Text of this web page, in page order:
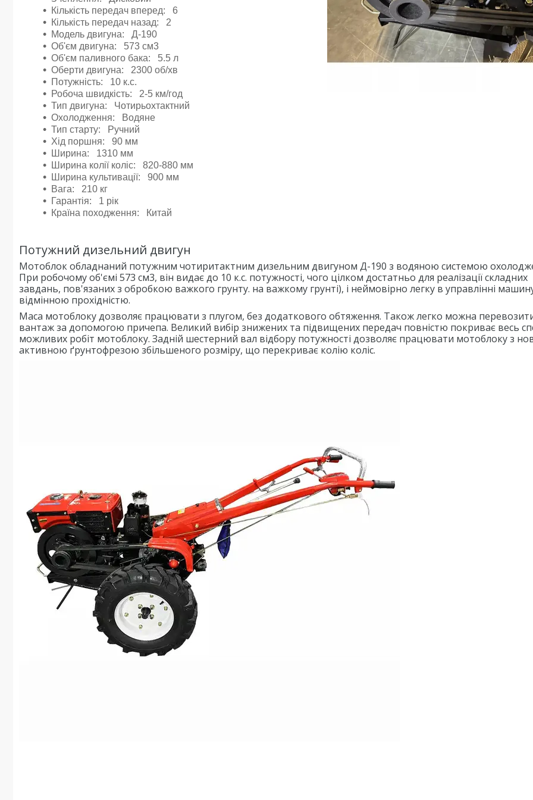
Кількість передач вперед: 6
Кількість передач назад: 2
Модель двигуна: Д-190
Об'єм двигуна: 573 см3
Об'єм паливного бака: 5.5 л
Оберти двигуна: 2300 об/хв
Потужність: 10 к.с.
Робоча швидкість: 2-5 км/год
Тип двигуна: Чотирьохтактний
Охолодження: Водяне
Тип старту: Ручний
Хід поршня: 90 мм
Ширина: 1310 мм
Ширина колії коліс: 820-880 мм
Ширина культивації: 900 мм
Вага: 210 кг
Гарантія: 1 рік
Країна походження: Китай
Потужний дизельний двигун
Мотоблок обладнаний потужним чотиритактним дизельним двигуном Д-190 з водяною системою
При робочому об'ємі 573 см3, він видає до 10 к.с. потужності, чого цілком достатньо для реалізації складних
завдань, пов'язаних з обробкою важкого грунту. на важкому грунті), і неймовірно легку в управлінні
відмінною прохідністю.
Маса мотоблоку дозволяє працювати з плугом, без додаткового обтяження. Також легко можна
вантаж за допомогою причепа. Великий вибір знижених та підвищених передач повністю покриває весь
можливих робіт мотоблоку. Задній шестерний вал відбору потужності дозволяє працювати мотоблоку з
активною ґрунтофрезою збільшеного розміру, що перекриває колію коліс.